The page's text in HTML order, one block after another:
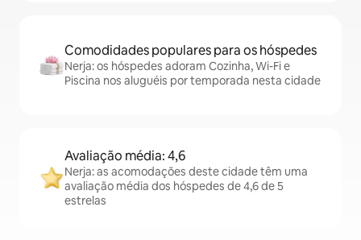
Comodidades populares para os hóspedes
Nerja: os hóspedes adoram Cozinha, Wi-Fi e
Piscina nos aluguéis por temporada nesta cidade
Avaliação média: 4,6
Nerja: as acomodações deste cidade têm uma
avaliação média dos hóspedes de 4,6 de 5
estrelas